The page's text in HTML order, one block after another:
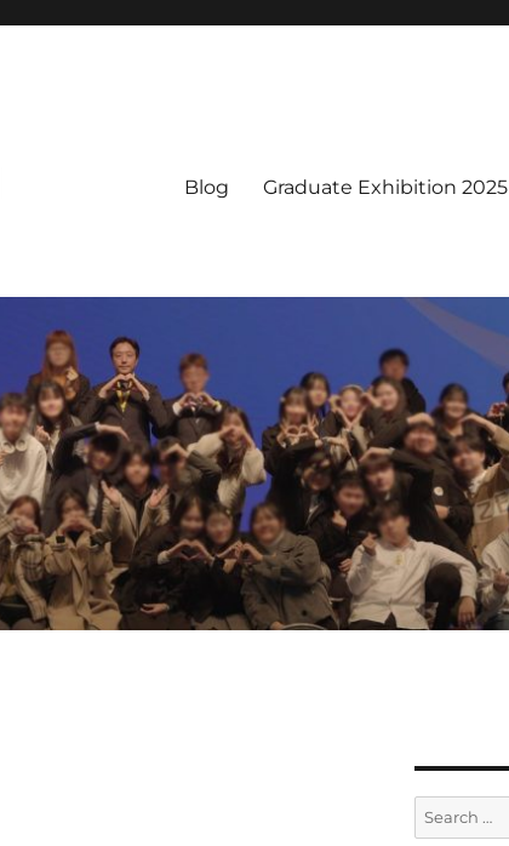
Blog Graduate Exhibition 2025
Search
for: